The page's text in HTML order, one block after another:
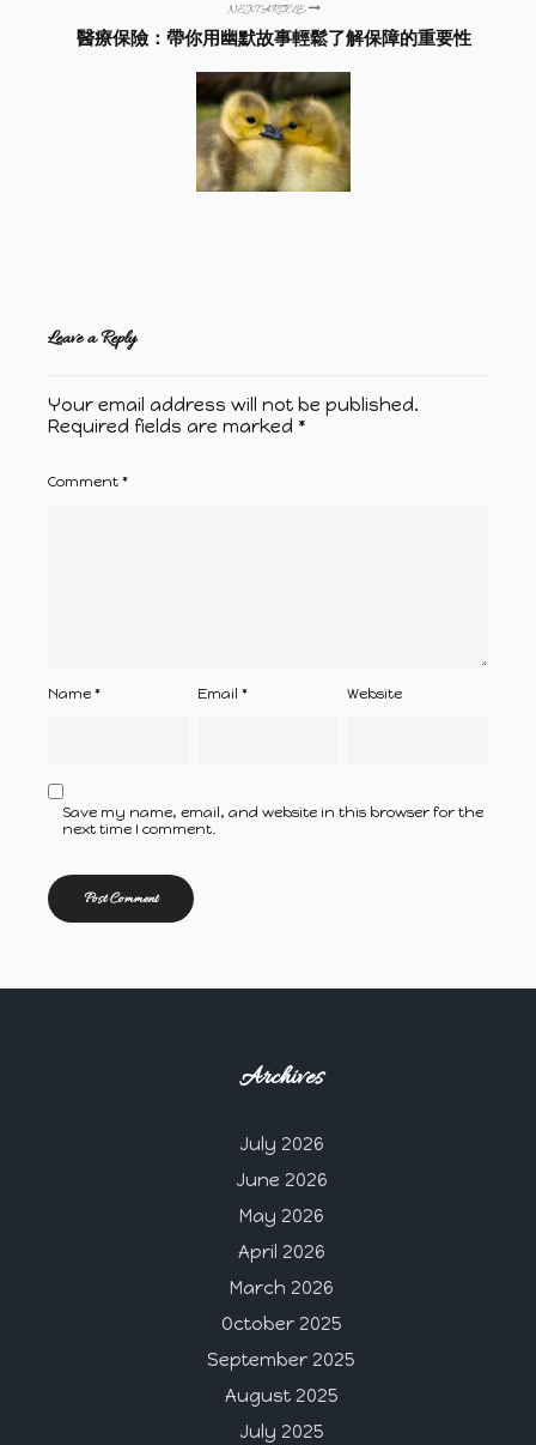
NEXT ARTICLE
醫療保險：帶你用幽默故事輕鬆了解保障的重要性
Leave a Reply
Your email address will not be published.
Required fields are marked *
Comment *
Name * Email* Website
Save my name, email, and website in this browser for the
next time I comment.
Archives
July 2026
June 2026
May 2026
April 2026
March 2026
October 2025
September 2025
August 2025
July 2025